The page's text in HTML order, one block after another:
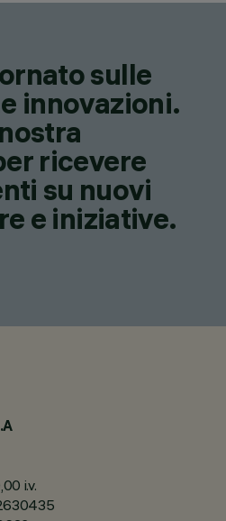
sulle
innovazioni.
ricevere
su nuovi
e iniziative.
i.v.